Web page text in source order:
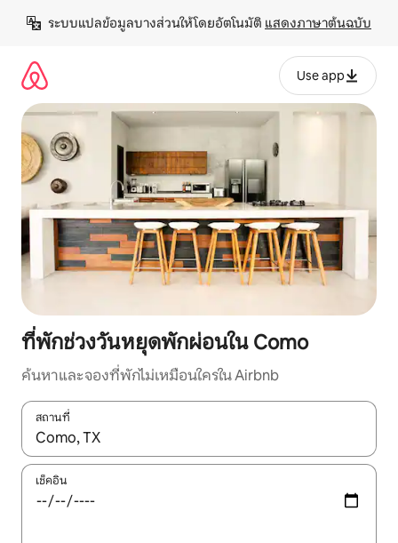
เนื้อหา
ระบบแปลข้อมูลบางส่วนให้โดยอัตโนมัติ แสดงภาษาต้นฉบับ
Use app
ที่พักช่วงวันหยุดพักผ่อนใน Como
ค้นหาและจองที่พักไม่เหมือนใครใน Airbnb
สถานที่
ใช้ลูกศรขึ้นลง หรือใช้การสัมผัสหรือปัด เพื่อสำรวจผลการค้นหา
เช็คอิน